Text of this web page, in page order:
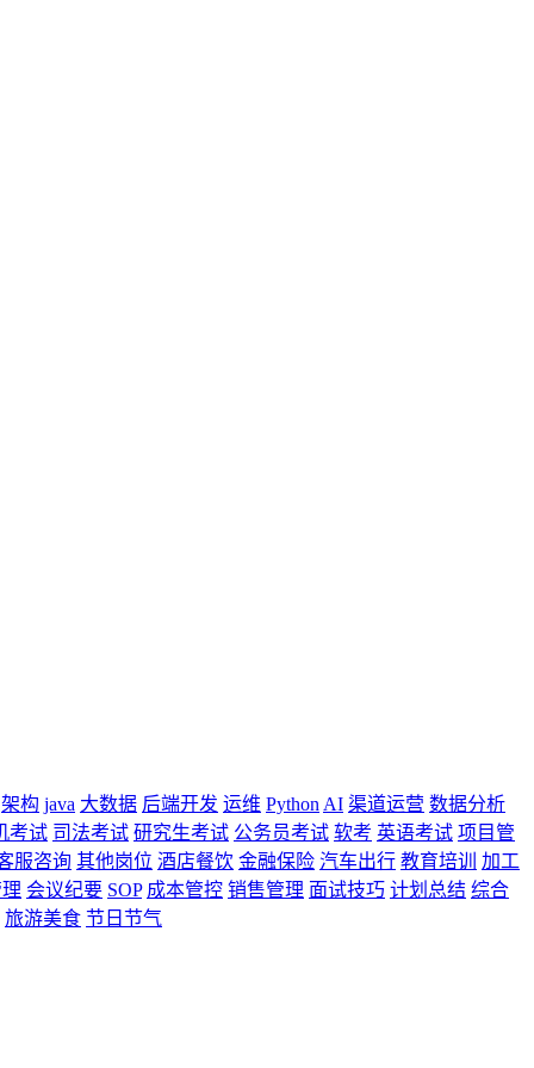
架构 java 大数据 后端开发 运维 Python AI 渠道运营 数据分析
考试 司法考试 研究生考试 公务员考试 软考 英语考试 项目管
服咨询 其他岗位 酒店餐饮 金融保险 汽车出行 教育培训
加工
会议纪要 SOP 成本管控 销售管理 面试技巧 计划总结 综合
旅游美食 节日节气